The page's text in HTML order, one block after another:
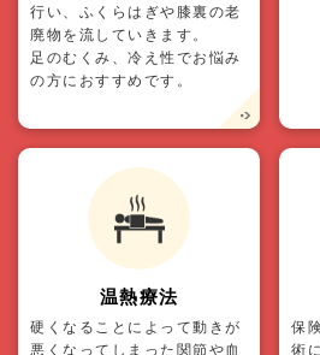
行い、ふくらはぎや膝裏の老
廃物を流していきます。
足のむくみ、冷え性でお悩み
の方におすすめです。
温熱療法
硬くなることによって動きが
悪くなってしまった関節や血
保
術